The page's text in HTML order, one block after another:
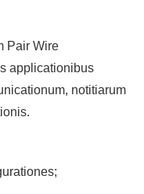
Pair Wire
applicationibus
notitiarum